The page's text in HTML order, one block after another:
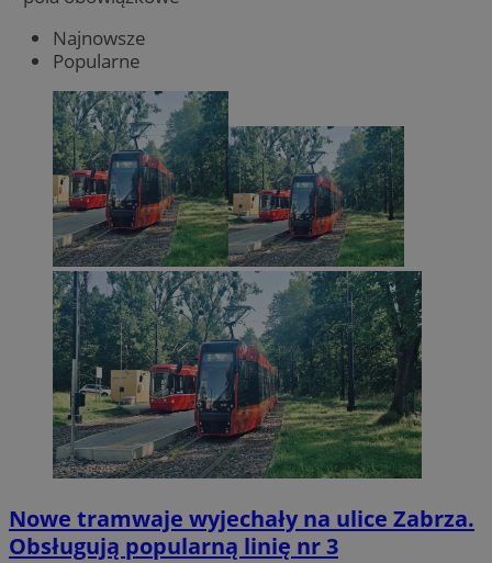
Najnowsze
Popularne
Nowe tramwaje wyjechały na ulice Zabrza.
Obsługują popularną linię nr 3